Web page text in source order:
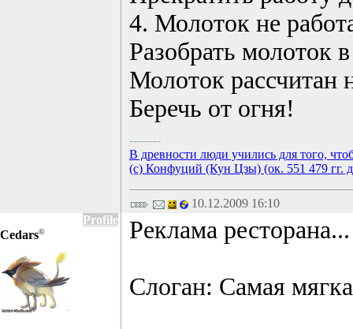
4. Молоток не
Разобрать молоток
Молоток рассчитан
Беречь от огня!
--------
В древности люди учились для того,
(с) Конфуций (Кун Цзы) (ок. 551 479 гг.
10.12.2009 16:10
Profile
Cedars© Реклама ресторана...
Слоган: Самая